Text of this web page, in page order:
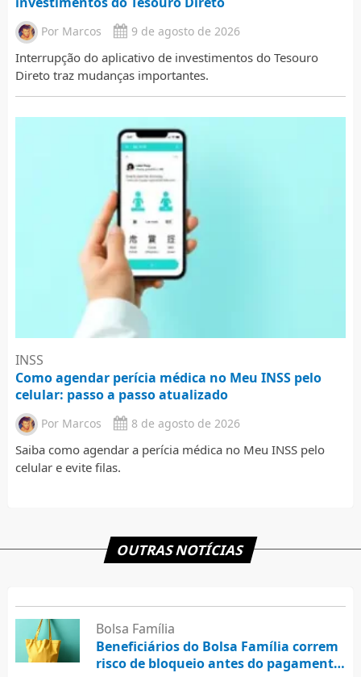
Por Marcos 9 de agosto de 2026
Interrupção do aplicativo de investimentos do Tesouro
Direto traz mudanças importantes.
INSS
Como agendar perícia médica no Meu INSS pelo
celular: passo a passo atualizado
Por Marcos 8 de agosto de 2026
Saiba como agendar a perícia médica no Meu INSS pelo
celular e evite filas.
OUTRAS NOTÍCIAS
Bolsa Família
Beneficiários do Bolsa Família correm
risco de bloqueio antes do pagamento